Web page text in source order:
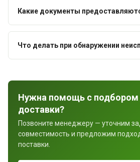
Какие документы
Что делать при обнаружении
Нужна помощь с подбором
доставки?
Позвоните менеджеру — уточним
совместимость и предложим
поставки.